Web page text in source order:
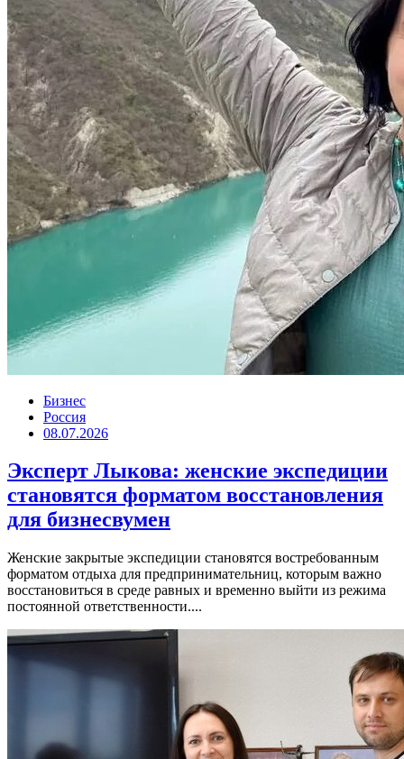
Бизнес
Россия
08.07.2026
Эксперт Лыкова: женские экспедиции
становятся форматом восстановления
для бизнесвумен
Женские закрытые экспедиции становятся востребованным
форматом отдыха для предпринимательниц, которым важно
восстановиться в среде равных и временно выйти из режима
постоянной ответственности....